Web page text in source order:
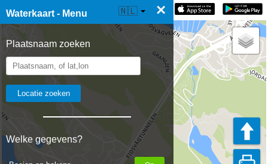
Waterkaart - Menu ×
Plaatsnaam zoeken
Welke gegevens?
☰ Waterkaart Live 🇳🇱